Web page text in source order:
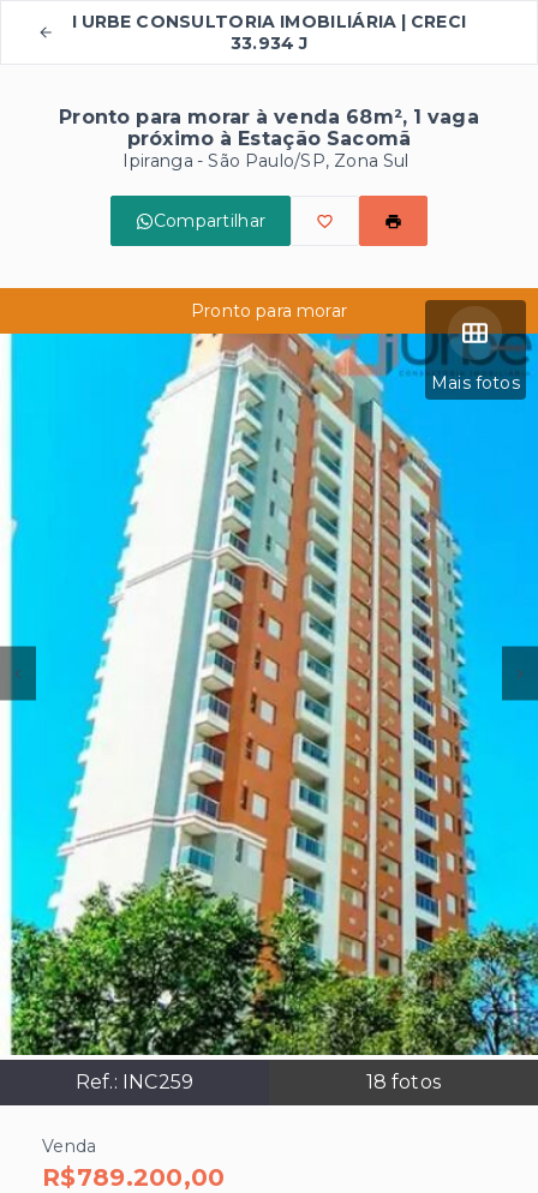
I URBE CONSULTORIA IMOBILIÁRIA | CRECI
33.934 J
Pronto para morar à venda 68m², 1 vaga
próximo à Estação Sacomã
Ipiranga - São Paulo/SP, Zona Sul
Compartilhar
Mais fotos
Ref.: INC259 18 fotos
Pronto para morar
Venda
R$789.200,00